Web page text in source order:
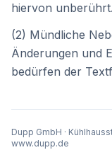
hiervon unberührt.
(2) Mündliche
Änderungen und
bedürfen der
Dupp GmbH ·
www.dupp.de